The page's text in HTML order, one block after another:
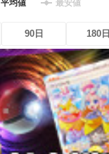
平均値 最安値
90日 180日